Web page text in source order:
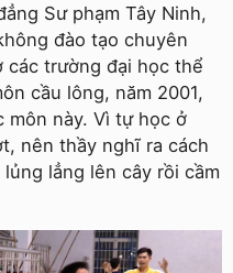
Sư phạm Tây Ninh,
đào tạo chuyên
các trường đại học thể
cầu lông, năm 2001,
môn này. Vì tự học ở
nên thầy nghĩ ra cách
lẳng lên cây rồi cầm